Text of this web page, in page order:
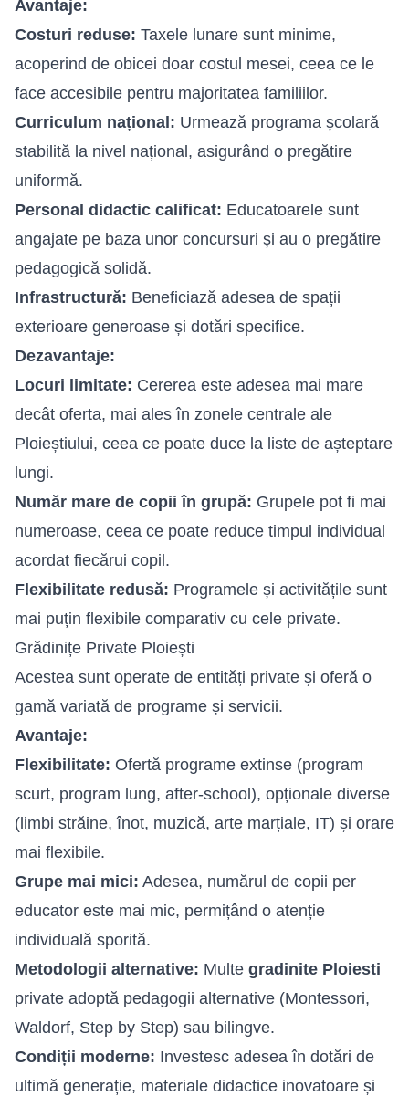
Avantaje:
Costuri reduse: Taxele lunare sunt minime,
acoperind de obicei doar costul mesei, ceea ce le
face accesibile pentru majoritatea familiilor.
Curriculum național: Urmează programa școlară
stabilită la nivel național, asigurând o pregătire
uniformă.
Personal didactic calificat: Educatoarele sunt
angajate pe baza unor concursuri și au o pregătire
pedagogică solidă.
Infrastructură: Beneficiază adesea de spații
exterioare generoase și dotări specifice.
Dezavantaje:
Locuri limitate: Cererea este adesea mai mare
decât oferta, mai ales în zonele centrale ale
Ploieștiului, ceea ce poate duce la liste de așteptare
lungi.
Număr mare de copii în grupă: Grupele pot fi mai
numeroase, ceea ce poate reduce timpul individual
acordat fiecărui copil.
Flexibilitate redusă: Programele și activitățile sunt
mai puțin flexibile comparativ cu cele private.
Grădinițe Private Ploiești
Acestea sunt operate de entități private și oferă o
gamă variată de programe și servicii.
Avantaje:
Flexibilitate: Ofertă programe extinse (program
scurt, program lung, after-school), opționale diverse
(limbi străine, înot, muzică, arte marțiale, IT) și orare
mai flexibile.
Grupe mai mici: Adesea, numărul de copii per
educator este mai mic, permițând o atenție
individuală sporită.
Metodologii alternative: Multe gradinite Ploiesti
private adoptă pedagogii alternative (Montessori,
Waldorf, Step by Step) sau bilingve.
Condiții moderne: Investesc adesea în dotări de
ultimă generație, materiale didactice inovatoare și